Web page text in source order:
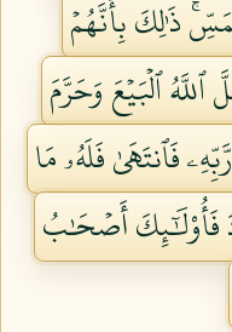
ذَٰلِكَ بِأَنَّهُمۡ
ٱللَّهُ ٱلۡبَيۡعَ وَحَرَّمَ
فَٱنتَهَىٰ فَلَهُۥ مَا
فَأُوْلَٰٓئِكَ أَصۡحَٰبُ